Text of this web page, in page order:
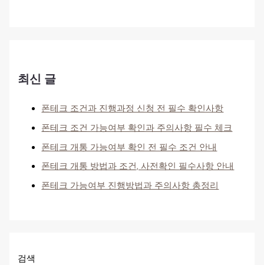
최신 글
폰테크 조건과 진행과정 신청 전 필수 확인사항
폰테크 조건 가능여부 확인과 주의사항 필수 체크
폰테크 개통 가능여부 확인 전 필수 조건 안내
폰테크 개통 방법과 조건, 사전확인 필수사항 안내
폰테크 가능여부 진행방법과 주의사항 총정리
검색